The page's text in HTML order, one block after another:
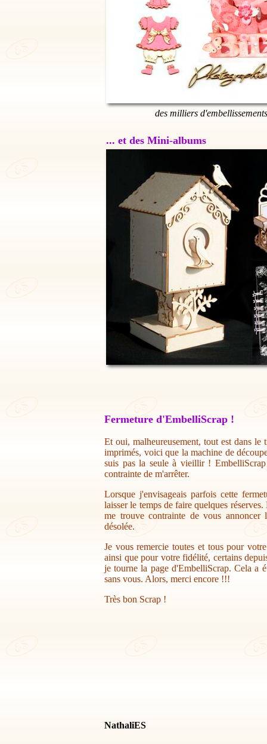
des milliers
... et des Mini-albums
Fermeture d'EmbelliScrap !
Et oui, malheureusement, tout est dans
imprimés, voici que la machine de
suis pas la seule à vieillir !
contrainte de m'arrêter.
Lorsque j'envisageais parfois cette
laisser le temps de faire quelques
me trouve contrainte de vous annoncer
désolée.
Je vous remercie toutes et tous pour
ainsi que pour votre fidélité, certains
je tourne la page d'EmbelliScrap. Cela a
sans vous. Alors, merci encore !!!
Très bon Scrap !
NathaliES